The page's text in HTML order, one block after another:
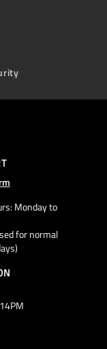
Monday to
for normal